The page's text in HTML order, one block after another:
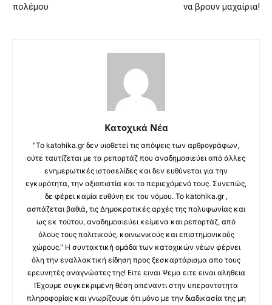
πολέμου
να βρουν μαχαίρια!
Κατοχικά Νέα
"Το katohika.gr δεν υιοθετεί τις απόψεις των αρθρογράφων,
ούτε ταυτίζεται με τα ρεπορτάζ που αναδημοσιεύει από άλλες
ενημερωτικές ιστοσελίδες και δεν ευθύνεται για την
εγκυρότητα, την αξιοπιστία και το περιεχόμενό τους. Συνεπώς,
δε φέρει καμία ευθύνη εκ του νόμου. Το katohika.gr ,
ασπάζεται βαθιά, τις Δημοκρατικές αρχές της πολυφωνίας και
ως εκ τούτου, αναδημοσιεύει κείμενα και ρεπορτάζ, από
όλους τους πολιτικούς, κοινωνικούς και επιστημονικούς
χώρους." Η συντακτική ομάδα των κατοχικών νέων φέρνει
όλη την εναλλακτική είδηση προς ξεσκαρτάρισμα απο τους
ερευνητές αναγνώστες της! Ειτε ειναι Ψεμα ειτε ειναι αληθεια
!Έχουμε συγκεκριμένη θέση απέναντι στην υπεροντοτητα
πληροφορίας και γνωρίζουμε ότι μόνο με την διαδικασία της μη